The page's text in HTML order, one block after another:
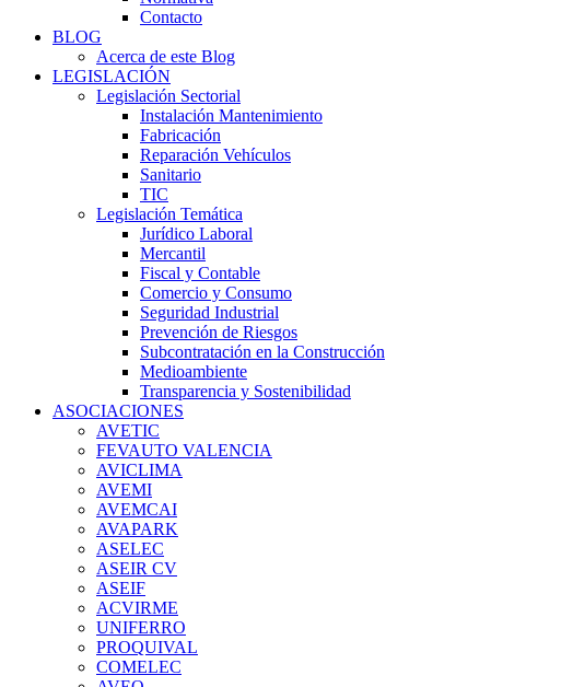
Contacto
BLOG
Acerca de este Blog
LEGISLACIÓN
Legislación Sectorial
Instalación Mantenimiento
Fabricación
Reparación Vehículos
Sanitario
TIC
Legislación Temática
Jurídico Laboral
Mercantil
Fiscal y Contable
Comercio y Consumo
Seguridad Industrial
Prevención de Riesgos
Subcontratación en la Construcción
Medioambiente
Transparencia y Sostenibilidad
ASOCIACIONES
AVETIC
FEVAUTO VALENCIA
AVICLIMA
AVEMI
AVEMCAI
AVAPARK
ASELEC
ASEIR CV
ASEIF
ACVIRME
UNIFERRO
PROQUIVAL
COMELEC